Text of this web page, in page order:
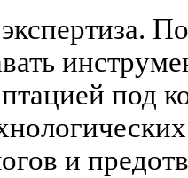
под
и